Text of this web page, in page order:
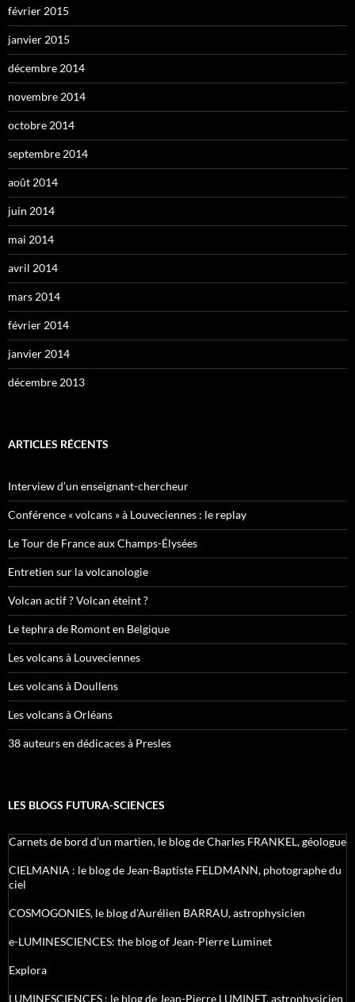
février 2015
janvier 2015
décembre 2014
novembre 2014
octobre 2014
septembre 2014
août 2014
juin 2014
mai 2014
avril 2014
mars 2014
février 2014
janvier 2014
décembre 2013
ARTICLES RÉCENTS
Interview d’un enseignant-chercheur
Conférence « volcans » à Louveciennes : le replay
Le Tour de France aux Champs-Élysées
Entretien sur la volcanologie
Volcan actif ? Volcan éteint ?
Le tephra de Romont en Belgique
Les volcans à Louveciennes
Les volcans à Doullens
Les volcans à Orléans
38 auteurs en dédicaces à Presles
LES BLOGS FUTURA-SCIENCES
Carnets de bord d’un martien, le blog de Charles FRANKEL, géologue
CIELMANIA : le blog de Jean-Baptiste FELDMANN, photographe du
ciel
COSMOGONIES, le blog d'Aurélien BARRAU, astrophysicien
e-LUMINESCIENCES: the blog of Jean-Pierre Luminet
Explora
LUMINESCIENCES : le blog de Jean-Pierre LUMINET, astrophysicien